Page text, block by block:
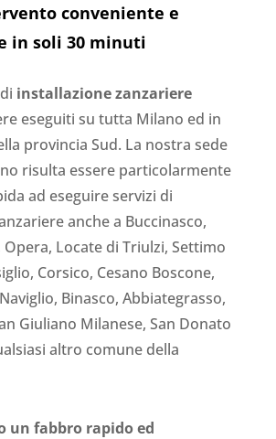
conveniente e
in soli 30 minuti
installazione zanzariere
eseguiti su tutta Milano ed in
provincia Sud. La nostra sede
risulta essere particolarmente
ad eseguire servizi di
anche a Buccinasco,
Opera, Locate di Triulzi, Settimo
Corsico, Cesano Boscone,
Binasco, Abbiategrasso,
Giuliano Milanese, San Donato
altro comune della
un fabbro rapido ed